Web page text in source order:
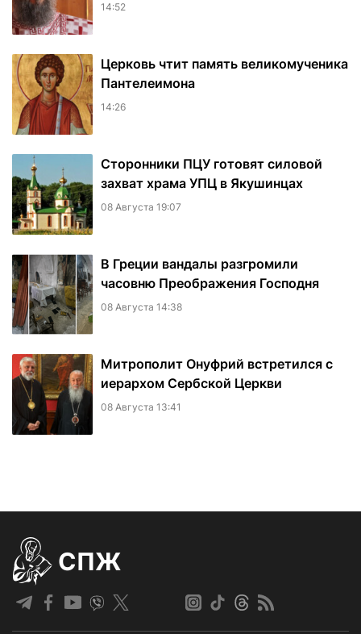
14:52
Церковь чтит память великомученика
Пантелеимона
14:26
Сторонники ПЦУ готовят силовой
захват храма УПЦ в Якушинцах
08 Августа 19:07
В Греции вандалы разгромили
часовню Преображения Господня
08 Августа 14:38
Митрополит Онуфрий встретился с
иерархом Сербской Церкви
08 Августа 13:41
СПЖ